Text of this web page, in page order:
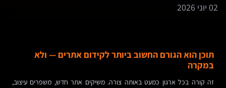
02 יוני 2026
תוכן הוא הגורם החשוב ביותר לקידום אתרים — ולא
במקרה
זה קורה בכל ארגון כמעט באותה צורה. משיקים אתר חדש, משפרים עיצוב,